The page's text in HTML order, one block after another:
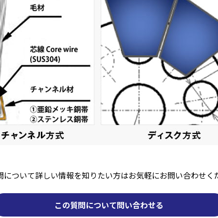
について詳しい情報を知りたい方はお気軽にお問い合わせく
この質問について問い合わせる